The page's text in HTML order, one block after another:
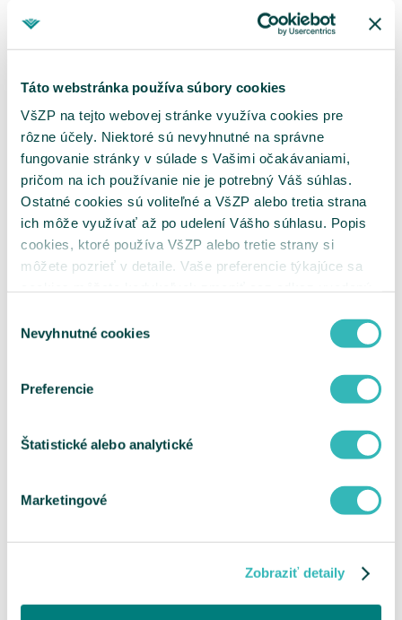
Táto webstránka používa súbory cookies
VšZP na tejto webovej stránke využíva cookies pre
rôzne účely. Niektoré sú nevyhnutné na správne
fungovanie stránky v súlade s Vašimi očakávaniami,
pričom na ich používanie nie je potrebný Váš súhlas.
Ostatné cookies sú voliteľné a VšZP alebo tretia strana
ich môže využívať až po udelení Vášho súhlasu. Popis
cookies, ktoré používa VšZP alebo tretie strany si
môžete pozrieť v detaile. Vaše preferencie týkajúce sa
súhlasu
Nevyhnutné cookies
Preferencie
Štatistické alebo analytické
Marketingové
Zobraziť detaily
Vydávanie výkazov nedoplatkov
poistného
Výkaz preddavkov zamestnávateľa
Výkaz preddavkov na poistné na verejné
zdravotné poistenie platiteľa dividend
Žiadosť o splátkový kalendár
Žiadosť o vrátenie poistného / Žiadosť o
preúčtovanie platby
Vyhľadanie príslušnosti k pobočke
Ukrajina
MenuBanner